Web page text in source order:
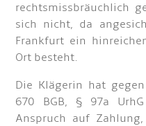
rechtsmissbräuchlich
sich nicht, da
Frankfurt ein
Ort besteht.
Die Klägerin hat
670 BGB, § 97a
Anspruch auf